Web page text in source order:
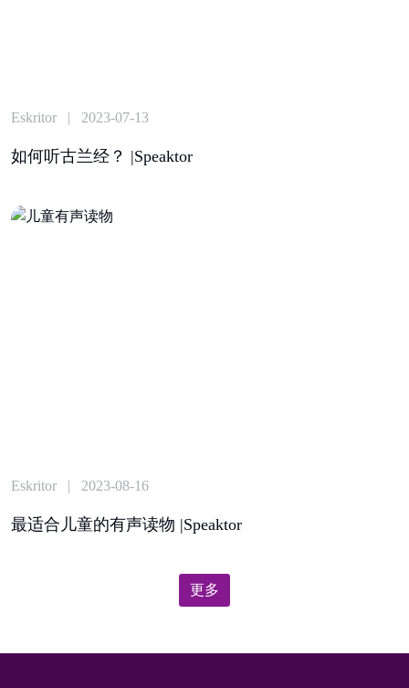
Eskritor | 2023-07-13
如何听古兰经？ |Speaktor
Eskritor | 2023-08-16
最适合儿童的有声读物 |Speaktor
更多